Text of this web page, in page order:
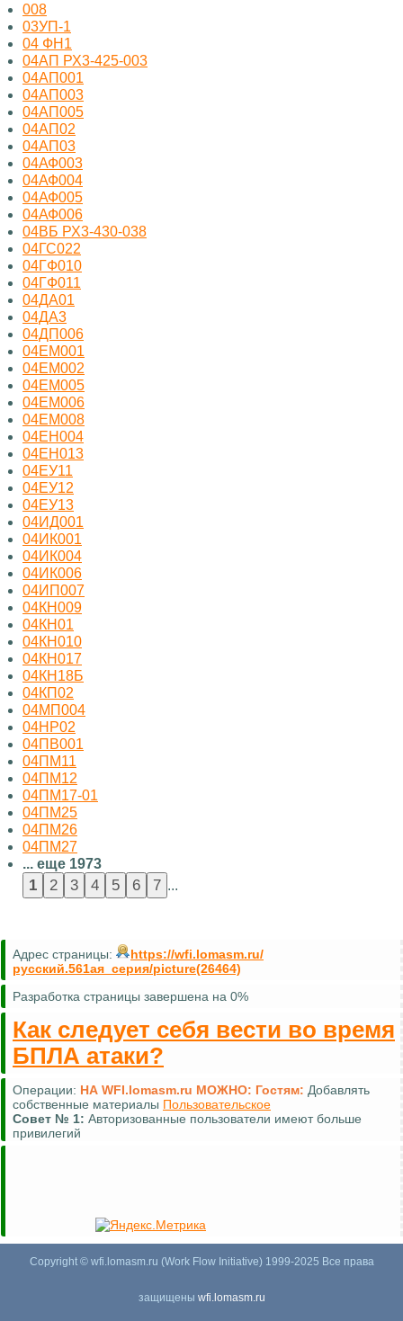
008
03УП-1
04 ФН1
04АП РХ3-425-003
04АП001
04АП003
04АП005
04АП02
04АП03
04АФ003
04АФ004
04АФ005
04АФ006
04ВБ РХ3-430-038
04ГС022
04ГФ010
04ГФ011
04ДА01
04ДА3
04ДП006
04ЕМ001
04ЕМ002
04ЕМ005
04ЕМ006
04ЕМ008
04ЕН004
04ЕН013
04ЕУ11
04ЕУ12
04ЕУ13
04ИД001
04ИК001
04ИК004
04ИК006
04ИП007
04КН009
04КН01
04КН010
04КН017
04КН18Б
04КП02
04МП004
04НР02
04ПВ001
04ПМ11
04ПМ12
04ПМ17-01
04ПМ25
04ПМ26
04ПМ27
... еще 1973
...
Адрес страницы:
https://wfi.lomasm.ru/
русский.561ая_серия/picture(26464)
Разработка страницы завершена на 0%
Как следует себя вести во время
БПЛА атаки?
Операции: НА WFI.lomasm.ru МОЖНО: Гостям:
Комментировать (почти везде)
Совет № 2: Для удобной навигации используйтекарту сайта
Copyright © wfi.lomasm.ru (Work Flow Initiative) 1999-2025 Все права
защищены wfi.lomasm.ru